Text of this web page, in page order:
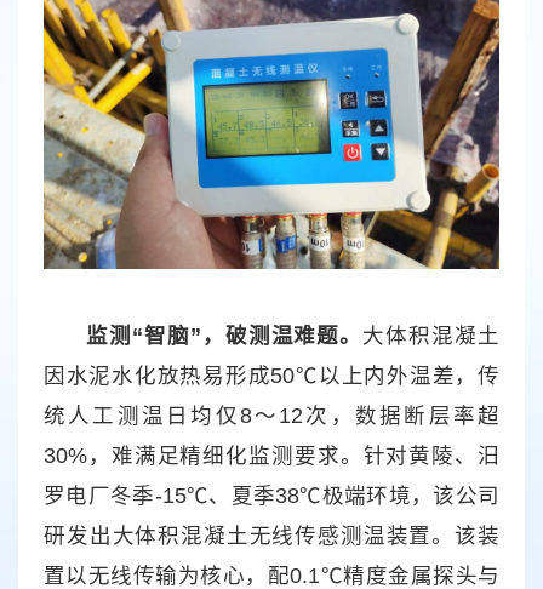
监测“智脑”，破测温难题。 大体积混凝土
因水泥水化放热易形成50℃以上内外温差，传
统人工测温日均仅8～12次，数据断层率超
30%，难满足精细化监测要求。针对黄陵、汨
罗电厂冬季-15℃、夏季38℃极端环境，该公司
研发出大体积混凝土无线传感测温装置。该装
置以无线传输为核心，配0.1℃精度金属探头与